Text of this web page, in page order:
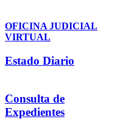
OFICINA JUDICIAL
VIRTUAL
Estado Diario
Consulta de
Expedientes